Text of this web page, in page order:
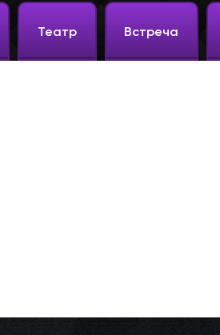
Театр Встреча